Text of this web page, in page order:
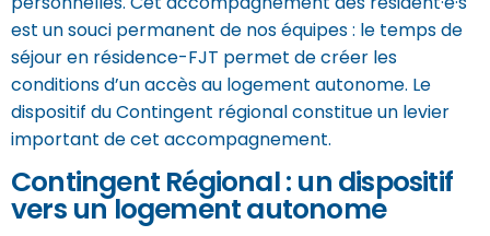
est un souci permanent de nos équipes : le temps de
séjour en résidence-FJT permet de créer les
conditions d’un accès au logement autonome. Le
dispositif du Contingent régional constitue un levier
important de cet accompagnement.
Contingent Régional : un dispositif
vers un logement autonome